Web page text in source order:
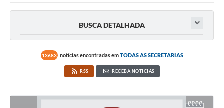
BUSCA DETALHADA
13683 notícias encontradas emTODAS AS SECRETARIAS
RSS RECEBA NOTÍCIAS